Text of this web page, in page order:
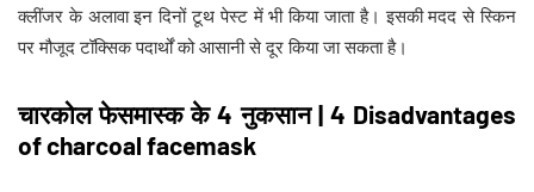
क्लींजर के अलावा इन दिनों टूथ पेस्ट में भी किया जाता है। इसकी मदद से स्किन
पर मौजूद टॉक्सिक पदार्थों को आसानी से दूर किया जा सकता है।
चारकोल फेसमास्क के 4 नुकसान | 4 Disadvantages
of charcoal facemask